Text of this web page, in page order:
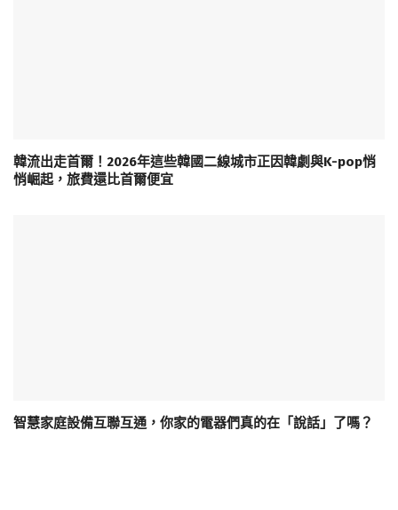
韓流出走首爾！2026年這些韓國二線城市正因韓劇與K-pop悄
悄崛起，旅費還比首爾便宜
智慧家庭設備互聯互通，你家的電器們真的在「說話」了嗎？